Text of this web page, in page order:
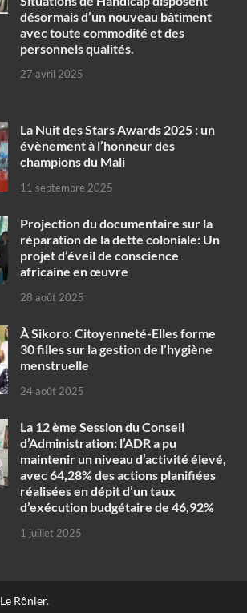
désormais d’un nouveau bâtiment
avec toute commodité et des
personnels qualités.
27 avril 2025
‎La Nuit des Stars Awards 2025 : un
évènement à l’honneur des
champions du Mali
11 septembre 2025
Projection du documentaire sur la
réparation de la dette coloniale: Un
projet d’éveil de conscience
africaine en œuvre‎
28 août 2025
À Sikoro: Citoyenneté-Elles forme
30 filles sur la gestion de l’hygiène
menstruelle
24 août 2025
La 12 ème Session du Conseil
d’Administration: l’ADR a pu
maintenir un niveau d’activité élevé,
avec 64,28% des actions planifiées
réalisées en dépit d’un taux
d’exécution budgétaire de 46,92%
1 juillet 2025
Le Rônier.